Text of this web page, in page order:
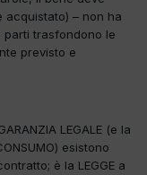
acquistato) – non ha
trasfondono le
previsto e
LEGALE (e la
esistono
è la LEGGE a